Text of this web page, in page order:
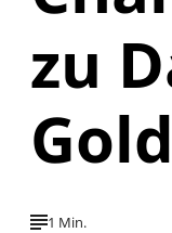
zu
1 Min.